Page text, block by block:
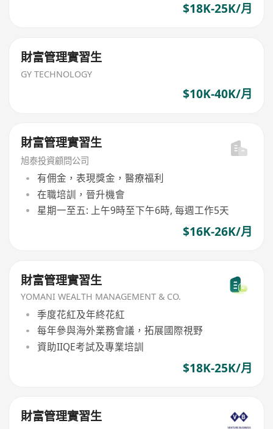
$18K-25K/月
財富管理實習生
GY TECHNOLOGY
$10K-40K/月
財富管理實習生
旭泰投資顧問公司
有佣金，表現獎金，醫療福利
在職培訓，晉升機會
星期一至五: 上午9時至下午6時, 每週工作5天
$16K-26K/月
財富管理實習生
YOMANI WEALTH MANAGEMENT & CO.
季度花紅及年終花紅
每年參與海外業務會議，拓展國際視野
資助IIQE考試及專業培訓
$18K-25K/月
財富管理實習生